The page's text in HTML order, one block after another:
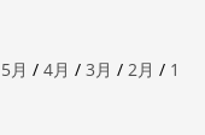
5月 / 4月 / 3月 / 2月 / 1